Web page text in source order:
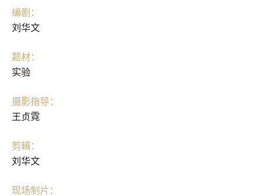
编剧：
刘华文
题材：
实验
摄影指导：
王贞霓
剪辑：
刘华文
现场制片：